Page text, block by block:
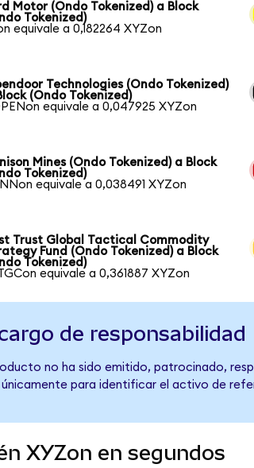
Motor (Ondo Tokenized) a Block
Tokenized)
equivale a 0,182264 XYZon
Technologies (Ondo Tokenized)
(Ondo Tokenized)
equivale a 0,047925 XYZon
Mines (Ondo Tokenized) a Block
Tokenized)
equivale a 0,038491 XYZon
Trust Global Tactical Commodity
Fund (Ondo Tokenized) a Block
Tokenized)
equivale a 0,361887 XYZon
de responsabilidad
no ha sido emitido, patrocinado,
únicamente para identificar el activo de
XYZon en segundos